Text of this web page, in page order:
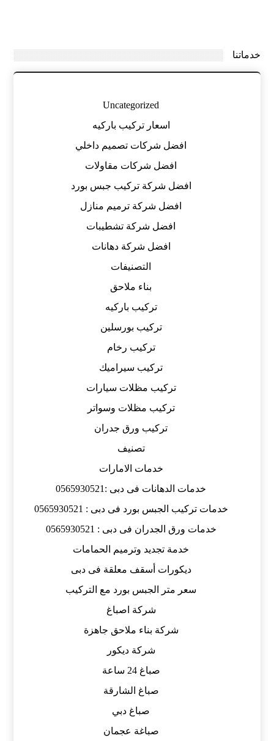
خدماتنا
Uncategorized
اسعار تركيب باركيه
افضل شركات تصميم داخلي
افضل شركات مقاولات
افضل شركة تركيب جبس بورد
افضل شركة ترميم منازل
افضل شركة تشطيبات
افضل شركة دهانات
التصنيفات
بناء ملاحق
تركيب باركيه
تركيب بورسلين
تركيب رخام
تركيب سيراميك
تركيب مظلات سيارات
تركيب مظلات وسواتر
تركيب ورق جدران
تصنيف
خدمات الامارات
خدمات الدهانات فى دبى :0565930521
خدمات تركيب الجبس بورد فى دبى : 0565930521
خدمات ورق الجدران فى دبى : 0565930521
خدمة تجديد وترميم الحمامات
ديكورات أسقف معلقة فى دبى
سعر متر الجبس بورد مع التركيب
شركة اصباغ
شركة بناء ملاحق جاهزة
شركة ديكور
صباغ 24 ساعة
صباغ الشارقة
صباغ دبي
صباغة عجمان